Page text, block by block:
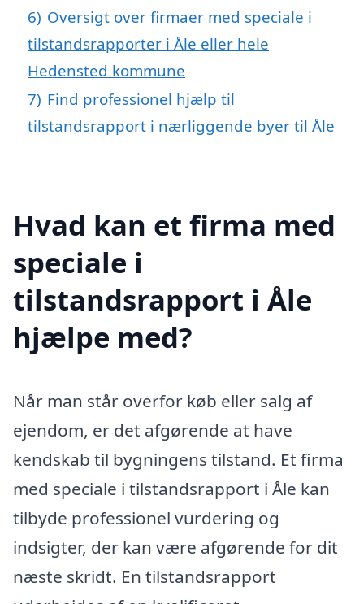
6) Oversigt over firmaer med speciale i
tilstandsrapporter i Åle eller hele
Hedensted kommune
7) Find professionel hjælp til
tilstandsrapport i nærliggende byer til Åle
Hvad kan et firma med
speciale i
tilstandsrapport i Åle
hjælpe med?
Når man står overfor køb eller salg af
ejendom, er det afgørende at have
kendskab til bygningens tilstand. Et firma
med speciale i tilstandsrapport i Åle kan
tilbyde professionel vurdering og
indsigter, der kan være afgørende for dit
næste skridt. En tilstandsrapport